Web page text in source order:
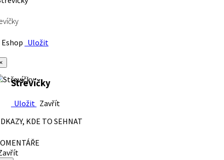
Uložit
Střevíčky
Uložit Zavřít
KDE TO SEHNAT